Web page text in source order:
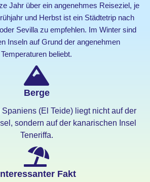
Jahr über ein angenehmes Reiseziel, je
und Herbst ist ein Städtetrip nach
Sevilla zu empfehlen. Im Winter sind
Inseln auf Grund der angenehmen
Temperaturen beliebt.
Berge
(El Teide) liegt nicht auf der
sondern auf der kanarischen Insel
Teneriffa.
Fakt